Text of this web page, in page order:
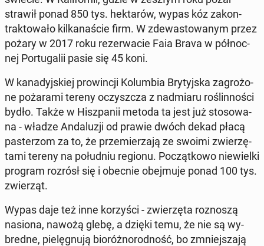
strawił ponad 850 tys. hek­ta­rów, wypas kóz za­kon­
trak­to­wa­ło kil­ka­na­ście firm. W zde­wa­sto­wa­nym przez
pożary w 2017 roku re­zer­wa­cie Faia Brava w pół­noc­
nej Por­tu­ga­lii pasie się 45 koni.
W ka­na­dyj­skiej pro­win­cji Ko­lum­bia Bry­tyj­ska za­gro­żo­
ne po­ża­ra­mi tereny oczysz­cza z nad­mia­ru ro­ślin­no­ści
bydło. Także w Hisz­pa­nii metoda ta jest już sto­so­wa­
na - władze An­da­lu­zji od prawie dwóch dekad płacą
pa­ste­rzom za to, że prze­mie­rza­ją ze swoimi zwie­rzę­
ta­mi tereny na po­łu­dniu regionu. Po­cząt­ko­wo nie­wiel­ki
program rozrósł się i obecnie obej­mu­je ponad 100 tys.
zwie­rząt.
Wypas daje też inne ko­rzy­ści - zwie­rzę­ta roz­no­szą
nasiona, nawożą glebę, a dzięki temu, że nie są wy­
bred­ne, pie­lę­gnu­ją bio­róż­no­rod­ność, bo zmniej­sza­ją